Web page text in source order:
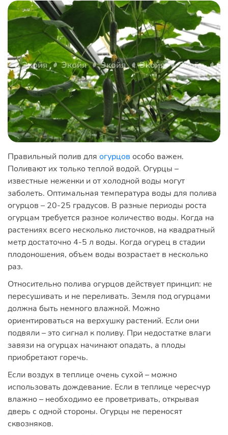
Правильный полив для огурцов особо важен.
Поливают их только теплой водой. Огурцы –
известные неженки и от холодной воды могут
заболеть. Оптимальная температура воды для полива
огурцов – 20-25 градусов. В разные периоды роста
огурцам требуется разное количество воды. Когда на
растениях всего несколько листочков, на квадратный
метр достаточно 4-5 л воды. Когда огурец в стадии
плодоношения, объем воды возрастает в несколько
раз.
Относительно полива огурцов действует принцип: не
пересушивать и не переливать. Земля под огурцами
должна быть немного влажной. Можно
ориентироваться на верхушку растений. Если они
подвяли – это сигнал к поливу. При недостатке влаги
завязи на огурцах начинают опадать, а плоды
приобретают горечь.
Если воздух в теплице очень сухой – можно
использовать дождевание. Если в теплице чересчур
влажно – необходимо ее проветривать, открывая
дверь с одной стороны. Огурцы не переносят
сквозняков.